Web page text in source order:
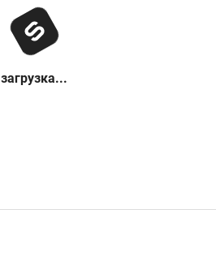
загрузка...